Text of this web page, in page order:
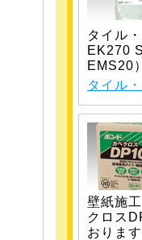
タイル
EK270
EMS20
タイル
壁紙施
クロス
おります